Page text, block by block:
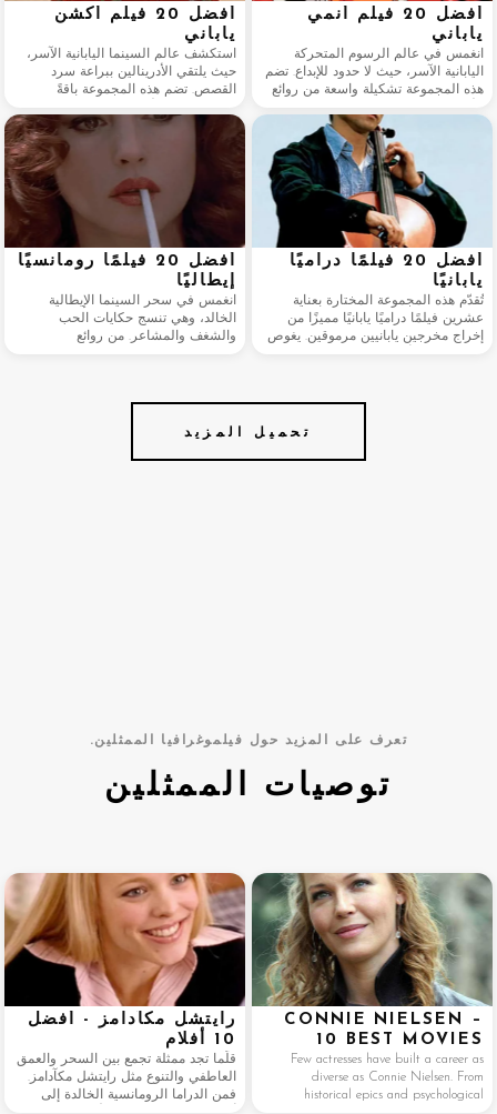
أفضل 20 فيلم أنمي
ياباني
انغمس في عالم الرسوم المتحركة
اليابانية الآسر، حيث لا حدود للإبداع. تضم
هذه المجموعة تشكيلة واسعة من روائع
وصولًا إلى الروائع المعاصرة.
أفضل 20 فيلم أكشن
ياباني
استكشف عالم السينما اليابانية الآسر،
حيث يلتقي الأدرينالين ببراعة سرد
القصص. تضم هذه المجموعة باقةً
من ملاحم فنون القتال الكلاسيكية إلى
روائع العصر الحديث المفعمة بالحيوية.
أفضل 20 فيلمًا دراميًا
يابانيًا
تُقدّم هذه المجموعة المختارة بعناية
عشرين فيلمًا دراميًا يابانيًا مميزًا من
إخراج مخرجين يابانيين مرموقين. يغوص
أفضل 20 فيلمًا رومانسيًا
إيطاليًا
انغمس في سحر السينما الإيطالية
الخالد، وهي تنسج حكايات الحب
والشغف والمشاعر. من روائع
الشاشة الفضية.
تحميل المزيد
تعرف على المزيد حول فيلموغرافيا الممثلين.
توصيات الممثلين
CONNIE NIELSEN –
10 BEST MOVIES
Few actresses have built a career as
diverse as Connie Nielsen. From
historical epics and psychological
رايتشل مكآدامز - أفضل
10 أفلام
قلّما تجد ممثلة تجمع بين السحر والعمق
العاطفي والتنوع مثل رايتشل مكآدامز.
فمن الدراما الرومانسية الخالدة إلى